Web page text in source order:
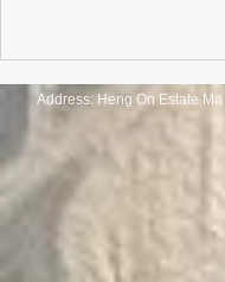
Address: Heng On Estate